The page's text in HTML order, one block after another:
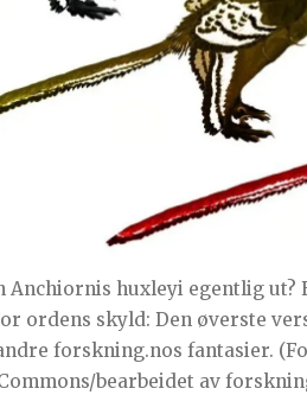
Anchiornis huxleyi egentlig ut?
ordens skyld: Den øverste
forskning.nos fantasier.
bearbeidet av